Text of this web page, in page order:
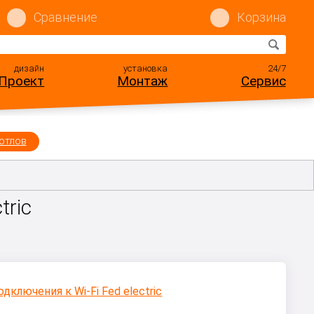
Сравнение Корзина
дизайн
Проект
установка
Монтаж
24/7
Сервис